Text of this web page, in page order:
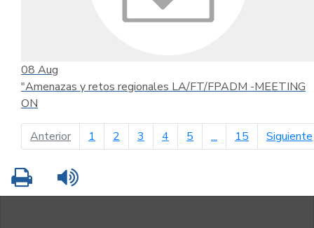
08 Aug
"Amenazas y retos regionales LA/FT/FPADM -MEETING
ON
Anteriorpágina anterior
1 2 3 4 5 ... 15 Siguiente
Imprimir